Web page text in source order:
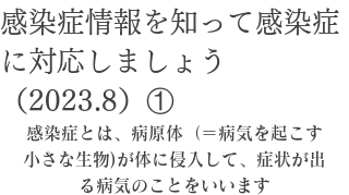
感染症情報を知って感染症
に対応しましょう
（2023.8）①
感染症とは、病原体（＝病気を起こす
小さな生物)が体に侵入して、症状が出
る病気のことをいいます